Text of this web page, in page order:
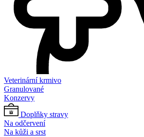
Veterinární krmivo
Granulované
Konzervy
Doplňky stravy
Na odčervení
Na kůži a srst